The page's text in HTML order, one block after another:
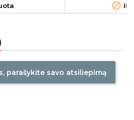

parašykite savo atsiliepimą